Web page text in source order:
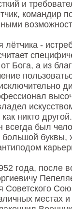
и
командир
-
Бога, а из
как никто
всегда был
буквы,
года, после
Советского
местах